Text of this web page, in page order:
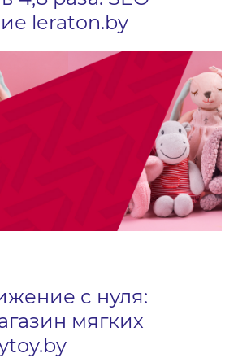
leraton.by
с нуля:
мягких